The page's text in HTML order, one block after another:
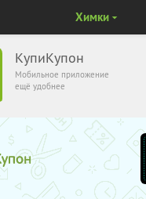
КупиКупон
Мобильное приложение
ещё удобнее
Химки